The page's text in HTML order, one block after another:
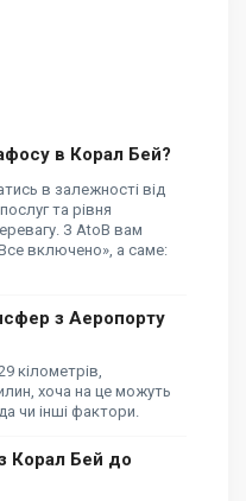
в Корал Бей?
в залежності від
та рівня
З AtoB вам
включено», а саме:
з Аеропорту
кілометрів,
хоча на це можуть
чи інші фактори.
Корал Бей до